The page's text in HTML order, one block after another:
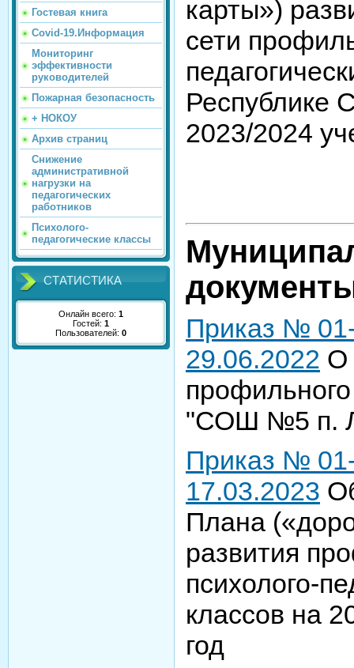
Гостевая книга
Covid-19.Информация
Мониторинг
эффективности
руководителей
Пожарная безопасность
+ НОКОУ
Архив страниц
Снижение
административной
нагрузки на
педагогических
работников
Психолого-
педагогические классы
СТАТИСТИКА
Онлайн всего: 1
Гостей: 1
Пользователей: 0
карты»)
сети
Республике
2023/2024
Приказ №
29.06.2022 О
"СОШ №5 п.
Приказ №
17.03.2023
Плана
развития
психолого-
классов на
год